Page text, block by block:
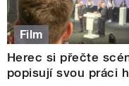
Film
Herec si přečte
popisují svou práci